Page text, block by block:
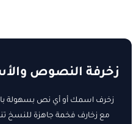
زخرفة النصوص
زخرف اسمك أو أي نص بسهولة
مع زخارف فخمة جاهزة للنسخ